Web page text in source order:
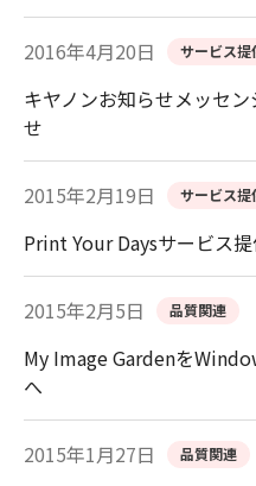
2016年4月20日 サービス提
キヤノンお知らせメッセ
せ
2015年2月19日 サービス提
Print Your Daysサービス
2015年2月5日 品質関連
My Image Gardenを
へ
2015年1月27日 品質関連